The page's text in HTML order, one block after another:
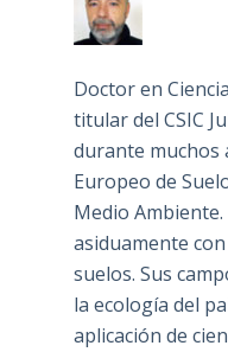
Doctor en
titular del CSIC
durante muchos
Europeo de
Medio
asiduamente
suelos. Sus
la ecología del
aplicación de